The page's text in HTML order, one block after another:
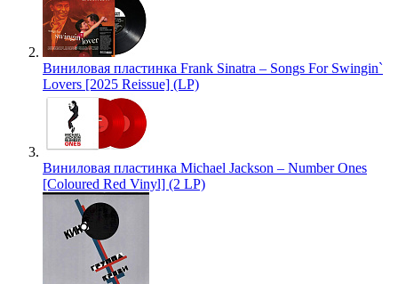
Виниловая пластинка Frank Sinatra – Songs For Swingin`
Lovers [2025 Reissue] (LP)
Виниловая пластинка Michael Jackson – Number Ones
[Coloured Red Vinyl] (2 LP)